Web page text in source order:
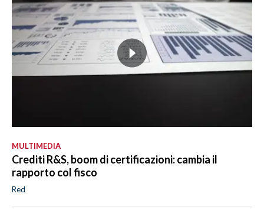
MULTIMEDIA
Crediti R&S, boom di certificazioni: cambia il
rapporto col fisco
Red